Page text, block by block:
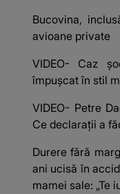
Bucovina,
avioane private
VIDEO- Caz
împușcat în stil
VIDEO- Petre
Ce declarații a
Durere fără
ani ucisă în
mamei sale: „Te